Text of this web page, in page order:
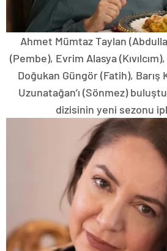
Ahmet Mümtaz Taylan
(Pembe), Evrim Alasya
Doğukan Güngör (Fatih), Barış
Uzunatağan’ı (Sönmez)
dizisinin yeni sezonu